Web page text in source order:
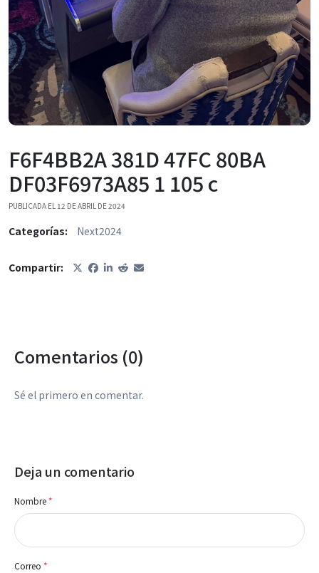
F6F4BB2A 381D 47FC 80BA
DF03F6973A85 1 105 c
PUBLICADA EL 12 DE ABRIL DE 2024
Categorías: Next2024
Compartir:
Comentarios (0)
Sé el primero en comentar.
Deja un comentario
Nombre *
Correo *